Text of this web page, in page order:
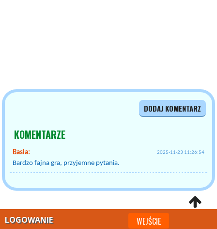
DODAJ KOMENTARZ
KOMENTARZE
Basia: 2025-11-23 11:26:54
Bardzo fajna gra, przyjemne pytania.
LOGOWANIE WEJŚCIE